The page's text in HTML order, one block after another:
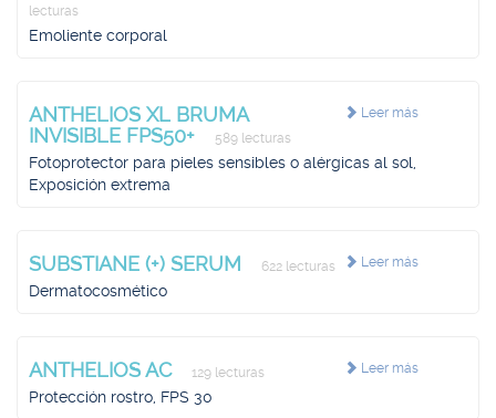
lecturas
Emoliente corporal
Leer más
ANTHELIOS XL BRUMA
INVISIBLE FPS50+
589 lecturas
Fotoprotector para pieles sensibles o alérgicas al sol,
Exposición extrema
Leer más
SUBSTIANE (+) SERUM 622 lecturas
Dermatocosmético
Leer más
ANTHELIOS AC 129 lecturas
Protección rostro, FPS 30